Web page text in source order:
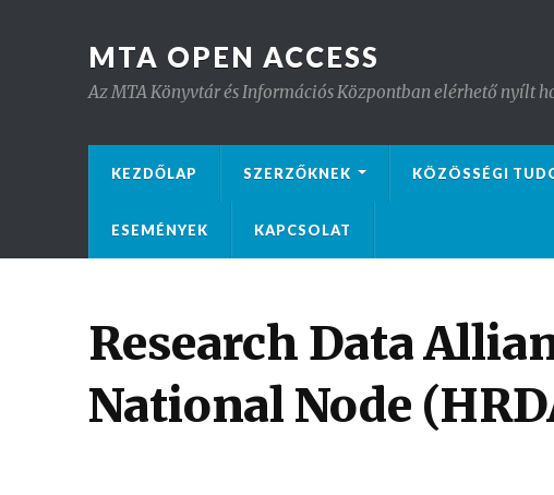
MTA OPEN ACCESS
Az MTA Könyvtár és Információs Központban elérhető nyílt
KEZDŐLAP SZERZŐKNEK KÖZÖSSÉGI
ESEMÉNYEK KAPCSOLAT
Research Data
National Node